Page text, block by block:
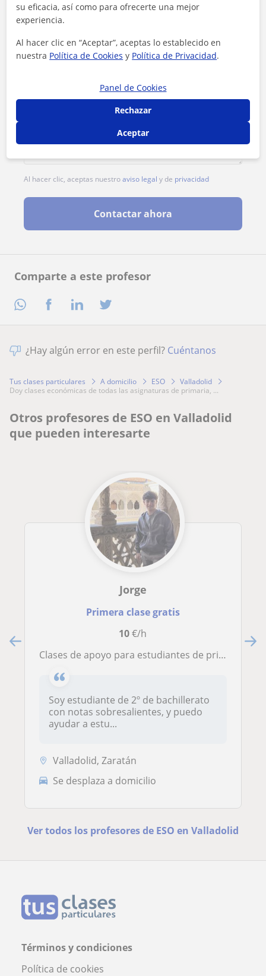
Comparte a este profesor
Al hacer clic, aceptas nuestroaviso legal y de privacidad
Contactar ahora
¿Hay algún error en este perfil? Cuéntanos
Tus clases particulares A domicilio ESO
Valladolid
doy clases económicas de todas las asignaturas de primaria, ...
Otros profesores de ESO en Valladolid
que pueden interesarte
Jorge
Primera clase gratis
10€/h
Clases de apoyo para estudiantes de primaria y ESO: Matemáticas, Física y Química, Lengua…
Soy estudiante de 2º de bachillerato
con notas sobresalientes, y puedo
ayudar a estu...
Valladolid, Zaratán
Se desplaza a domicilio
Ver todos los profesores de ESO en Valladolid
Términos y condiciones
Política de cookies
su eficacia, así como para ofrecerte una mejor
experiencia.
Al hacer clic en “Aceptar”, aceptas lo establecido en
nuestra Política de Cookies y Política de Privacidad.
Panel de Cookies
Rechazar
Aceptar